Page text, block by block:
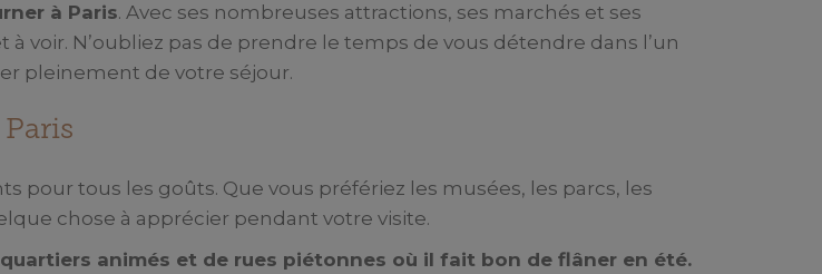
à Paris. Avec ses nombreuses attractions, ses marchés et ses
voir. N’oubliez pas de prendre le temps de vous détendre dans l’un
pleinement de votre séjour.
pour tous les goûts. Que vous préfériez les musées, les parcs, les
chose à apprécier pendant votre visite.
animés et de rues piétonnes où il fait bon de flâner en été.